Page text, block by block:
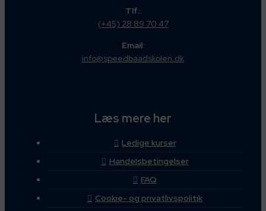
Tlf.:
(+45) 28 89 70 47
Email:
info@speedbaadskolen.dk
Læs mere her
Ledige kurser
Handelsbetingelser
FAQ
Cookie- og privatlivspolitik